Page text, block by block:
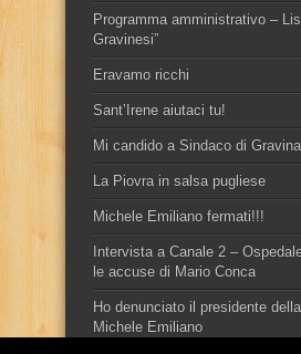
Programma amministrativo –
Gravinesi”
Eravamo ricchi
Sant’Irene aiutaci tu!
Mi candido a Sindaco di Gravina
La Piovra in salsa pugliese
Michele Emiliano fermati!!!
Intervista a Canale 2 –
le accuse di Mario Conca
Ho denunciato il presidente
Michele Emiliano